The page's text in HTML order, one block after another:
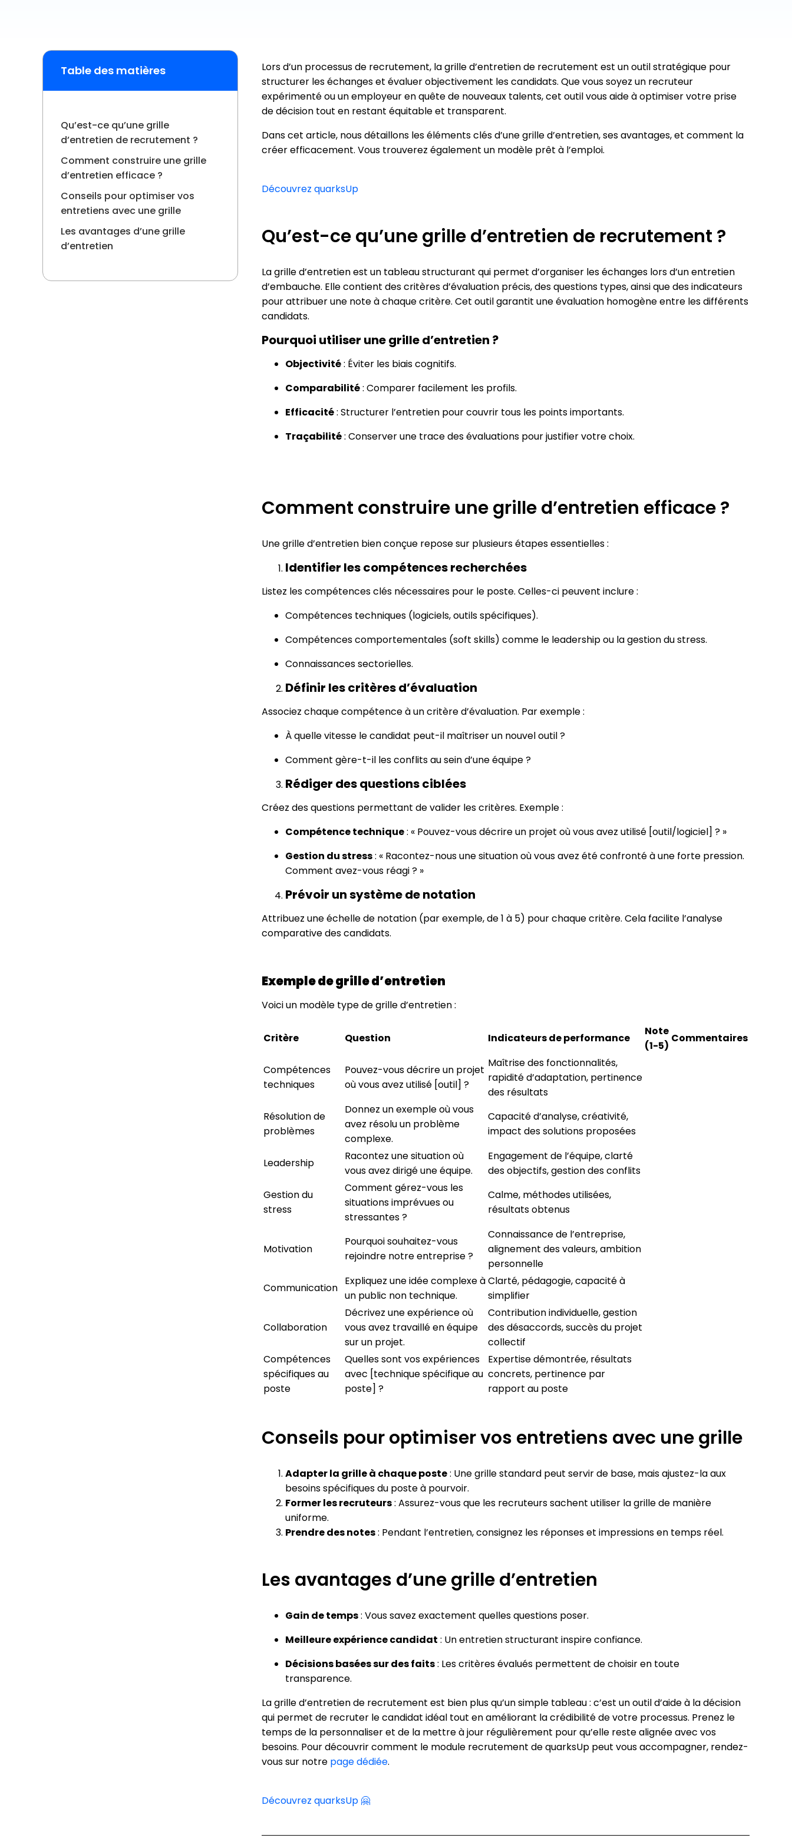
e-Learning
Proposer des parcours
personnalisés
Table des matières
Qu’est-ce qu’une grille
d’entretien de recrutement ?
Comment construire une grille
d’entretien efficace ?
Conseils pour optimiser vos
entretiens avec une grille
Les avantages d’une grille
d’entretien
Lors d’un processus de recrutement, la grille d’entretien de recrutement est un outil stratégique pour
structurer les échanges et évaluer objectivement les candidats. Que vous soyez un recruteur
expérimenté ou un employeur en quête de nouveaux talents, cet outil vous aide à optimiser votre prise
de décision tout en restant équitable et transparent.
Dans cet article, nous détaillons les éléments clés d’une grille d’entretien, ses avantages, et comment la
créer efficacement. Vous trouverez également un modèle prêt à l’emploi.
Découvrez quarksUp
Qu’est-ce qu’une grille d’entretien de recrutement ?
La grille d’entretien est un tableau structurant qui permet d’organiser les échanges lors d’un entretien
d’embauche. Elle contient des critères d’évaluation précis, des questions types, ainsi que des indicateurs
pour attribuer une note à chaque critère. Cet outil garantit une évaluation homogène entre les différents
candidats.
Pourquoi utiliser une grille d’entretien ?
Objectivité: Éviter les biais cognitifs.
Comparabilité: Comparer facilement les profils.
Efficacité: Structurer l’entretien pour couvrir tous les points importants.
Traçabilité: Conserver une trace des évaluations pour justifier votre choix.
Comment construire une grille d’entretien efficace ?
Une grille d’entretien bien conçue repose sur plusieurs étapes essentielles :
Identifier les compétences recherchées
Listez les compétences clés nécessaires pour le poste. Celles-ci peuvent inclure :
Compétences techniques (logiciels, outils spécifiques).
Compétences comportementales (soft skills) comme le leadership ou la gestion du stress.
Connaissances sectorielles.
Définir les critères d’évaluation
Associez chaque compétence à un critère d’évaluation. Par exemple :
À quelle vitesse le candidat peut-il maîtriser un nouvel outil ?
Comment gère-t-il les conflits au sein d’une équipe ?
Rédiger des questions ciblées
Créez des questions permettant de valider les critères. Exemple :
Compétence technique: « Pouvez-vous décrire un projet où vous avez utilisé [outil/logiciel] ? »
Gestion du stress: « Racontez-nous une situation où vous avez été confronté à une forte pression.
Comment avez-vous réagi ? »
Prévoir un système de notation
Attribuez une échelle de notation (par exemple, de 1 à 5) pour chaque critère. Cela facilite l’analyse
comparative des candidats.
Exemple de grille d’entretien
Voici un modèle type de grille d’entretien :
Critère Question Indicateurs de performance
Note
(1-5)
Commentaires
Compétences
techniques
Pouvez-vous décrire un projet
où vous avez utilisé [outil] ?
Maîtrise des fonctionnalités,
rapidité d’adaptation, pertinence
des résultats
Résolution de
problèmes
Donnez un exemple où vous
avez résolu un problème
complexe.
Capacité d’analyse, créativité,
impact des solutions proposées
Leadership
Racontez une situation où
vous avez dirigé une équipe.
Engagement de l’équipe, clarté
des objectifs, gestion des conflits
Gestion du
stress
Comment gérez-vous les
situations imprévues ou
stressantes ?
Calme, méthodes utilisées,
résultats obtenus
Motivation
Pourquoi souhaitez-vous
rejoindre notre entreprise ?
Connaissance de l’entreprise,
alignement des valeurs, ambition
personnelle
Communication
Expliquez une idée complexe à
un public non technique.
Clarté, pédagogie, capacité à
simplifier
Collaboration
Décrivez une expérience où
vous avez travaillé en équipe
sur un projet.
Contribution individuelle, gestion
des désaccords, succès du projet
collectif
Compétences
spécifiques au
poste
Quelles sont vos expériences
avec [technique spécifique au
poste] ?
Expertise démontrée, résultats
concrets, pertinence par
rapport au poste
Conseils pour optimiser vos entretiens avec une grille
Adapter la grille à chaque poste: Une grille standard peut servir de base, mais ajustez-la aux
besoins spécifiques du poste à pourvoir.
Former les recruteurs: Assurez-vous que les recruteurs sachent utiliser la grille de manière
uniforme.
Prendre des notes: Pendant l’entretien, consignez les réponses et impressions en temps réel.
Les avantages d’une grille d’entretien
Gain de temps: Vous savez exactement quelles questions poser.
Meilleure expérience candidat : Un entretien structurant inspire confiance.
Décisions basées sur des faits: Les critères évalués permettent de choisir en toute
transparence.
La grille d’entretien de recrutement est bien plus qu’un simple tableau : c’est un outil d’aide à la décision
qui permet de recruter le candidat idéal tout en améliorant la crédibilité de votre processus. Prenez le
temps de la personnaliser et de la mettre à jour régulièrement pour qu’elle reste alignée avec vos
besoins. Pour découvrir comment le module recrutement de quarksUp peut vous accompagner, rendez-
vous sur notre page dédiée.
Découvrez quarksUp 🤗